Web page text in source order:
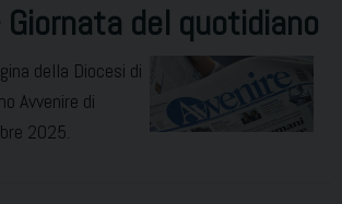
9
novembre
RAI1
Giornata del quotidiano
della Diocesi di
Avvenire di
2025.